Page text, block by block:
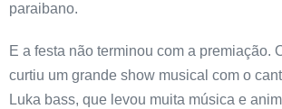
paraibano.
E a festa não terminou com a premiação.
curtiu um grande show musical com o
Luka bass, que levou muita música e